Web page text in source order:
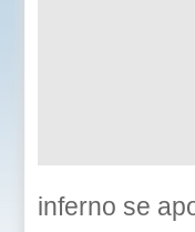
inferno se